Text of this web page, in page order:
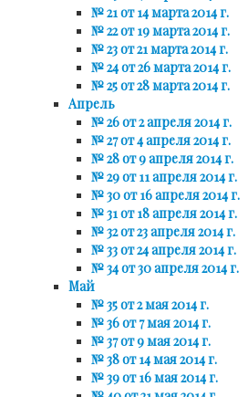
№ 21 от 14 марта 2014 г.
№ 22 от 19 марта 2014 г.
№ 23 от 21 марта 2014 г.
№ 24 от 26 марта 2014 г.
№ 25 от 28 марта 2014 г.
Апрель
№ 26 от 2 апреля 2014 г.
№ 27 от 4 апреля 2014 г.
№ 28 от 9 апреля 2014 г.
№ 29 от 11 апреля 2014 г.
№ 30 от 16 апреля 2014 г.
№ 31 от 18 апреля 2014 г.
№ 32 от 23 апреля 2014 г.
№ 33 от 24 апреля 2014 г.
№ 34 от 30 апреля 2014 г.
Май
№ 35 от 2 мая 2014 г.
№ 36 от 7 мая 2014 г.
№ 37 от 9 мая 2014 г.
№ 38 от 14 мая 2014 г.
№ 39 от 16 мая 2014 г.